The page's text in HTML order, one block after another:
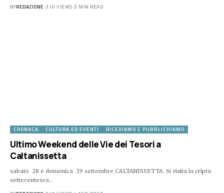
BYREDAZIONE 310 VIEWS 3 MIN READ
CRONACA CULTURA ED EVENTI RICEVIAMO E PUBBLICHIAMO
Ultimo Weekend delle Vie dei Tesori a
Caltanissetta
sabato 28 e domenica 29 settembre CALTANISSETTA. Si visita la cripta
settecentesca…